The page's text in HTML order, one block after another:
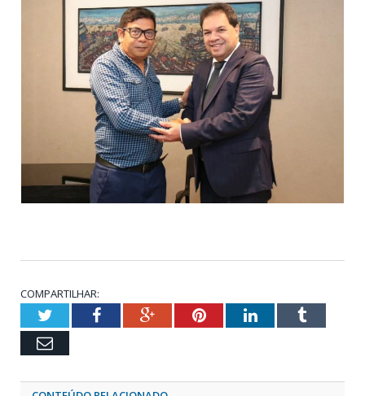
COMPARTILHAR:
TwitterFacebookGoogle+PinterestLinkedInTumblr
Email